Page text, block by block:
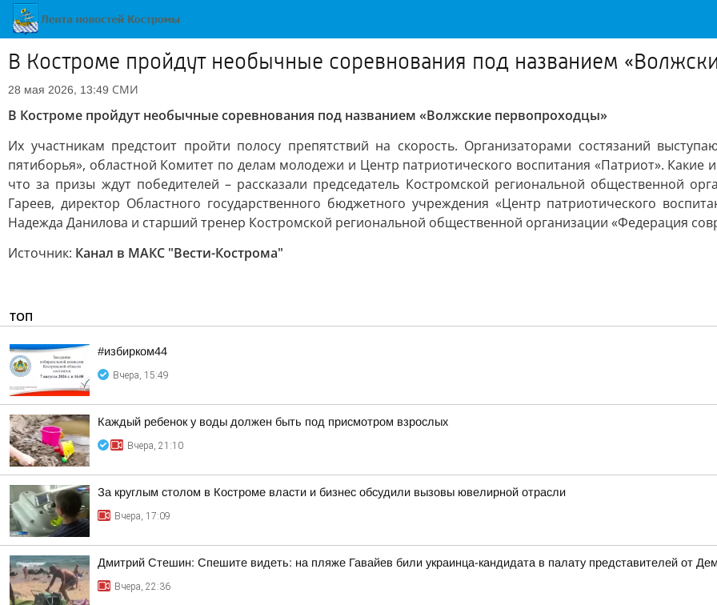
В Костроме пройдут необычные соревнования под названием
28 мая 2026, 13:49 СМИ
В Костроме пройдут необычные соревнования под названием «Волжские первопроходцы»
Их участникам предстоит пройти полосу препятствий на скорость. Организаторами состязаний
пятиборья», областной Комитет по делам молодежи и Центр патриотического воспитания «Патриот». Какие
что за призы ждут победителей – рассказали председатель Костромской региональной общественной
Гареев, директор Областного государственного бюджетного учреждения «Центр патриотического
Надежда Данилова и старший тренер Костромской региональной общественной организации «Федерация
Источник: Канал в МАКС "Вести-Кострома"
ТОП
#избирком44
Вчера, 15:49
Каждый ребенок у воды должен быть под присмотром взрослых
Вчера, 21:10
За круглым столом в Костроме власти и бизнес обсудили вызовы ювелирной отрасли
Вчера, 17:09
Дмитрий Стешин: Спешите видеть: на пляже Гавайев били украинца-кандидата в палату представителей от
Вчера, 22:36